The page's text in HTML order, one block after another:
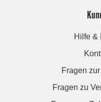
Hilfe &
Fragen
Fragen zu